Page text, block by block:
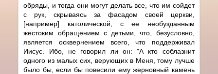
обряды, и тогда они могут делать все, что им сойдет
с рук, скрываясь за фасадом своей церкви,
[например] католической, с ее необузданным
жестоким обращением с детьми, что, безусловно,
является осквернением всего, что поддерживал
Иисус. Ибо, не говорил ли он: "А кто соблазнит
одного из малых сих, верующих в Меня, тому лучше
было бы, если бы повесили ему жерновный камень